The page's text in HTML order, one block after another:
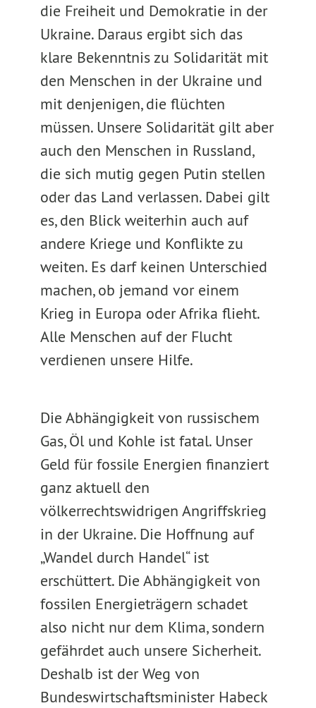
die Freiheit und Demokratie in der
Ukraine. Daraus ergibt sich das
klare Bekenntnis zu Solidarität mit
den Menschen in der Ukraine und
mit denjenigen, die flüchten
müssen. Unsere Solidarität gilt aber
auch den Menschen in Russland,
die sich mutig gegen Putin stellen
oder das Land verlassen. Dabei gilt
es, den Blick weiterhin auch auf
andere Kriege und Konflikte zu
weiten. Es darf keinen Unterschied
machen, ob jemand vor einem
Krieg in Europa oder Afrika flieht.
Alle Menschen auf der Flucht
verdienen unsere Hilfe.
Die Abhängigkeit von russischem
Gas, Öl und Kohle ist fatal. Unser
Geld für fossile Energien finanziert
ganz aktuell den
völkerrechtswidrigen Angriffskrieg
in der Ukraine. Die Hoffnung auf
„Wandel durch Handel“ ist
erschüttert. Die Abhängigkeit von
fossilen Energieträgern schadet
also nicht nur dem Klima, sondern
gefährdet auch unsere Sicherheit.
Deshalb ist der Weg von
Bundeswirtschaftsminister Habeck